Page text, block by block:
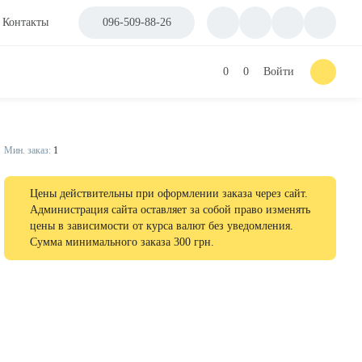
Контакты 096-509-88-26
0 0 Войти
Мин. заказ: 1
Цены действительны при оформлении заказа через сайт.
Администрация сайта оставляет за собой право изменять
цены в зависимости от курса валют без уведомления.
Сумма минимального заказа 300 грн.